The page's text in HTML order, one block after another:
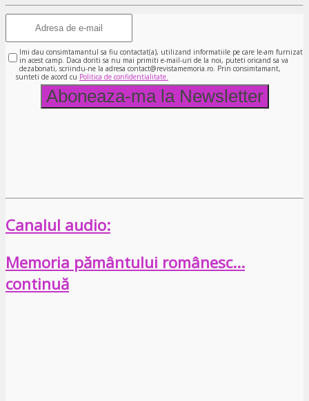
Imi dau consimtamantul sa fiu contactat(a), utilizand informatiile pe care le-am furnizat
in acest camp. Daca doriti sa nu mai primiti e-mail-uri de la noi, puteti oricand sa va
dezabonati, scriindu-ne la adresa contact@revistamemoria.ro. Prin consimtamant,
sunteti de acord cu Politica de confidentialitate.
Canalul audio:
Memoria pământului românesc…
continuă